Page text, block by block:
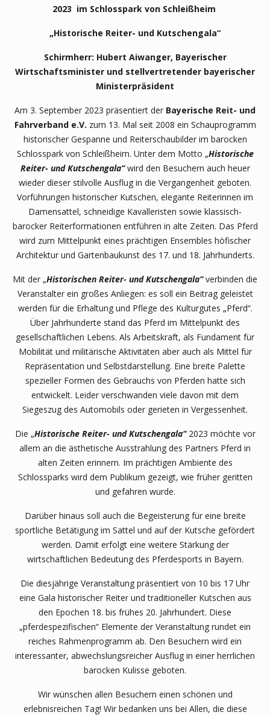
2023 im Schlosspark von Schleißheim
„Historische Reiter- und Kutschengala“
Schirmherr: Hubert Aiwanger, Bayerischer
Wirtschaftsminister und stellvertretender bayerischer
Ministerpräsident
Am 3. September 2023 präsentiert der Bayerische Reit- und
Fahrverband e.V. zum 13. Mal seit 2008 ein Schauprogramm
historischer Gespanne und Reiterschaubilder im barocken
Schlosspark von Schleißheim. Unter dem Motto „Historische
Reiter- und Kutschengala“wird den Besuchern auch heuer
wieder dieser stilvolle Ausflug in die Vergangenheit geboten.
Vorführungen historischer Kutschen, elegante Reiterinnen im
Damensattel, schneidige Kavalleristen sowie klassisch-
barocker Reiterformationen entführen in alte Zeiten. Das Pferd
wird zum Mittelpunkt eines prächtigen Ensembles höfischer
Architektur und Gartenbaukunst des 17. und 18. Jahrhunderts.
Mit der „Historischen Reiter- und Kutschengala“verbinden die
Veranstalter ein großes Anliegen: es soll ein Beitrag geleistet
werden für die Erhaltung und Pflege des Kulturgutes „Pferd“.
Über Jahrhunderte stand das Pferd im Mittelpunkt des
gesellschaftlichen Lebens. Als Arbeitskraft, als Fundament für
Mobilität und militärische Aktivitäten aber auch als Mittel für
Repräsentation und Selbstdarstellung. Eine breite Palette
spezieller Formen des Gebrauchs von Pferden hatte sich
entwickelt. Leider verschwanden viele davon mit dem
Siegeszug des Automobils oder gerieten in Vergessenheit.
Die „Historische Reiter- und Kutschengala“ 2023 möchte vor
allem an die ästhetische Ausstrahlung des Partners Pferd in
alten Zeiten erinnern. Im prächtigen Ambiente des
Schlossparks wird dem Publikum gezeigt, wie früher geritten
und gefahren wurde.
Darüber hinaus soll auch die Begeisterung für eine breite
sportliche Betätigung im Sattel und auf der Kutsche gefördert
werden. Damit erfolgt eine weitere Stärkung der
wirtschaftlichen Bedeutung des Pferdesports in Bayern.
Die diesjährige Veranstaltung präsentiert von 10 bis 17 Uhr
eine Gala historischer Reiter und traditioneller Kutschen aus
den Epochen 18. bis frühes 20. Jahrhundert. Diese
„pferdespezifischen“ Elemente der Veranstaltung rundet ein
reiches Rahmenprogramm ab. Den Besuchern wird ein
interessanter, abwechslungsreicher Ausflug in einer herrlichen
barocken Kulisse geboten.
Wir wünschen allen Besuchern einen schönen und
erlebnisreichen Tag! Wir bedanken uns bei Allen, die diese